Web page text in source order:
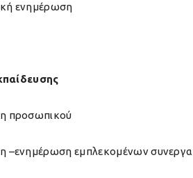
ενημέρωση
προσωπικού
–ενημέρωση εμπλεκομένων